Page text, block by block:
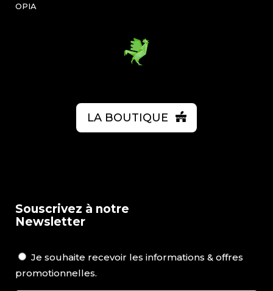
OPIA
LA BOUTIQUE
Souscrivez à notre
Newsletter
Je souhaite recevoir les informations & offres
promotionnelles.